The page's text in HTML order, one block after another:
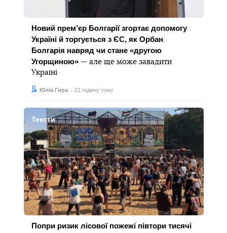
Новий прем’єр Болгарії згортає допомогу
Україні й торгується з ЄС, як Орбан.
Болгарія навряд чи стане «другою
Угорщиною» — але ще може завадити
Україні
Автор:Юлія Гира
Дата: 21 годину тому
Тексти
Попри ризик лісової пожежі півтори тисячі